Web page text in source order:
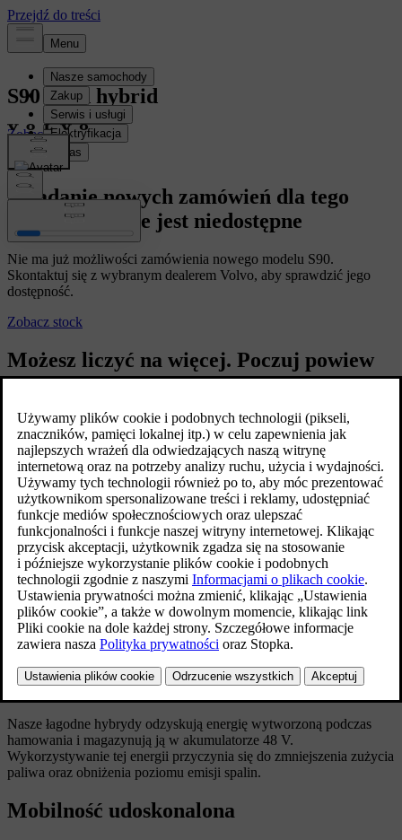
S90 Mild hybrid
Zobacz stock
Zobacz stock
Składanie nowych zamówień dla tego
modelu obecnie jest niedostępne
Nie ma już możliwości zamówienia nowego modelu S90.
Skontaktuj się z wybranym dealerem Volvo, aby sprawdzić jego
dostępność.
Zobacz stock
Możesz liczyć na więcej. Poczuj powiew
nowości i podróżuj, jak chcesz. Poznaj
naszego luksusowego sedana
z wbudowanymi usługami Google.
Idź o krok dalej. Wykorzystaj energię
i zapewnij sobie płynniejszą jazdę dzięki
naszym miękkim hybrydom.
Obniżony poziom emisji spalin
Nasze łagodne hybrydy odzyskują energię wytworzoną podczas
hamowania i magazynują ją w akumulatorze 48 V.
Wykorzystywanie tej energii przyczynia się do zmniejszenia zużycia
paliwa oraz obniżenia poziomu emisji spalin.
Mobilność udoskonalona